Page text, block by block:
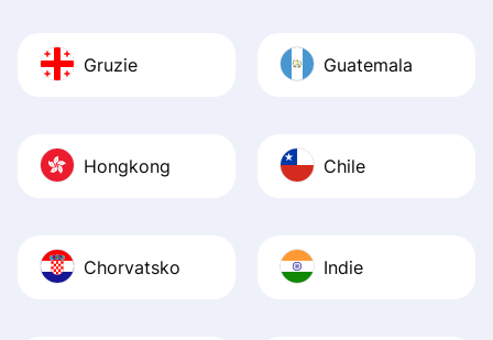
Gruzie Guatemala
Hongkong Chile
Chorvatsko Indie